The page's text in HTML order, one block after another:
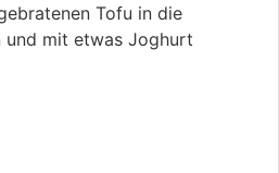
Tofu in die
und mit etwas Joghurt